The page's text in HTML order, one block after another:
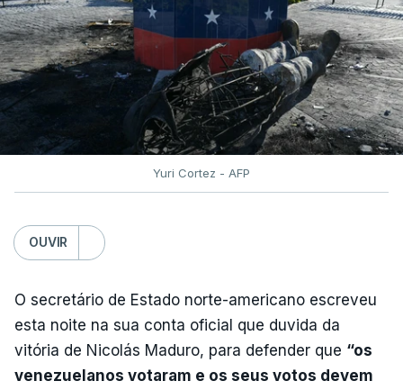
Yuri Cortez - AFP
OUVIR
O secretário de Estado norte-americano escreveu
esta noite na sua conta oficial que duvida da
vitória de Nicolás Maduro, para defender que “os
venezuelanos votaram e os seus votos devem